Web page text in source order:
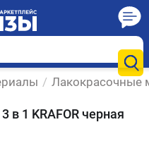
/ Лакокрасочные
в 1 KRAFOR черная